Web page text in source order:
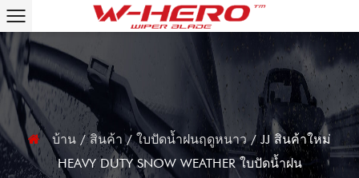
บ้าน/สินค้า/ใบปัดน้ำฝนฤดูหนาว/ JJ สินค้าใหม่
HEAVY DUTY SNOW WEATHER ใบปัดน้ำฝน